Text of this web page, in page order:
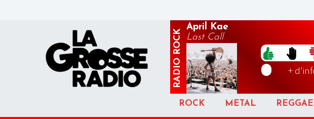
RADIO
ROCK
April Kae
Last Call
+
ROCK METAL REGGAE